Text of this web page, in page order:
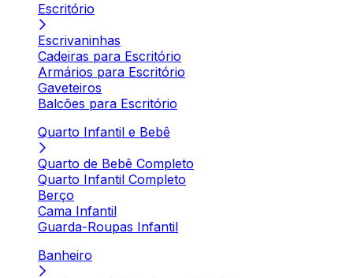
Escritório
Escrivaninhas
Cadeiras para Escritório
Armários para Escritório
Gaveteiros
Balcões para Escritório
Quarto Infantil e Bebê
Quarto de Bebê Completo
Quarto Infantil Completo
Berço
Cama Infantil
Guarda-Roupas Infantil
Banheiro